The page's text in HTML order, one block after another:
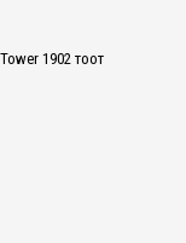
1902 тоот